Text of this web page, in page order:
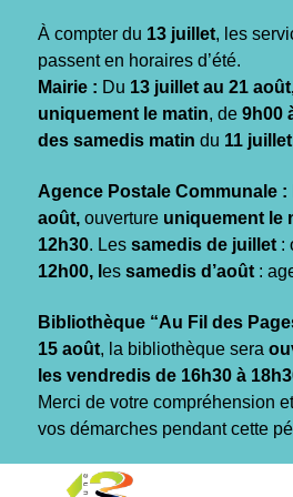
À compter du 13 juillet, les
passent en horaires d’été.
Mairie : Du 13 juillet au 21
uniquement le matin, de 9h00
des samedis matin du 11
Agence Postale Communale :
août, ouverture uniquement le
12h30. Les samedis de juillet :
12h00, l es samedis d’août :
Bibliothèque “Au Fil des
15 août, la bibliothèque sera
les vendredis de 16h30 à
Merci de votre compréhension
vos démarches pendant cette